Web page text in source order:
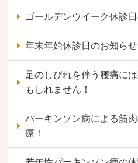
ゴールデンウイーク休診
年末年始休診日のお知らせ
足のしびれを伴う腰痛に
もしれません！
パーキンソン病による筋
療！